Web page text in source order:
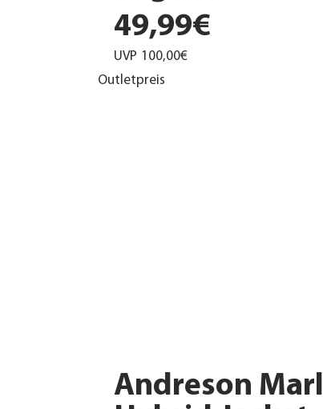
49,99€
UVP 100,00€
Andreson Marl
Outletpreis